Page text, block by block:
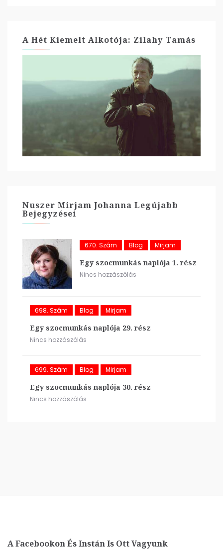
A Hét Kiemelt Alkotója: Zilahy Tamás
Nuszer Mirjam Johanna Legújabb
Bejegyzései
670. Szám Blog Mirjam
Egy szocmunkás naplója 1. rész
Nincs hozzászólás
698. Szám Blog Mirjam
Egy szocmunkás naplója 29. rész
Nincs hozzászólás
699. Szám Blog Mirjam
Egy szocmunkás naplója 30. rész
Nincs hozzászólás
A Facebookon És Instán Is Ott Vagyunk